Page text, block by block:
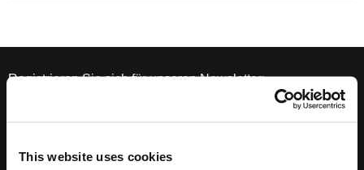
This website uses cookies
Registrieren Sie sich für unseren Newsletter: